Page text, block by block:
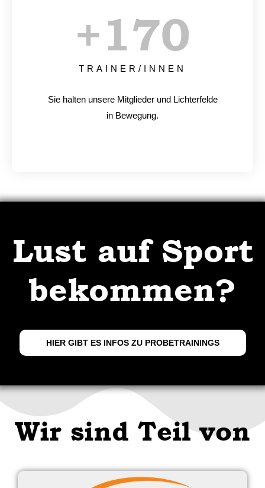
TRAINER/INNEN
+170
Sie halten unsere Mitglieder und Lichterfelde
in Bewegung.
Lust auf Sport
bekommen?
HIER GIBT ES INFOS ZU PROBETRAININGS
Wir sind Teil von